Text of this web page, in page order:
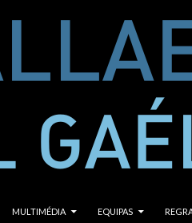
MULTIMÉDIA EQUIPAS